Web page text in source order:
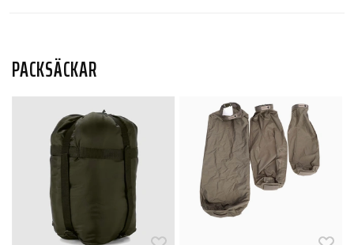
PACKSÄCKAR